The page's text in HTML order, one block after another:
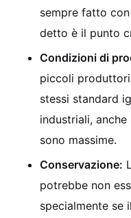
sempre fatto
detto è il punto
Condizioni di
piccoli
stessi standard
industriali,
sono massime.
Conservazione:
potrebbe non
specialmente